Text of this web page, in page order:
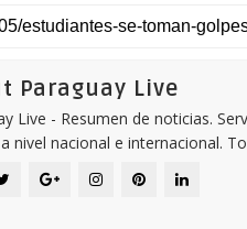
Paraguay Live
Live - Resumen de noticias.
nivel nacional e internacional.